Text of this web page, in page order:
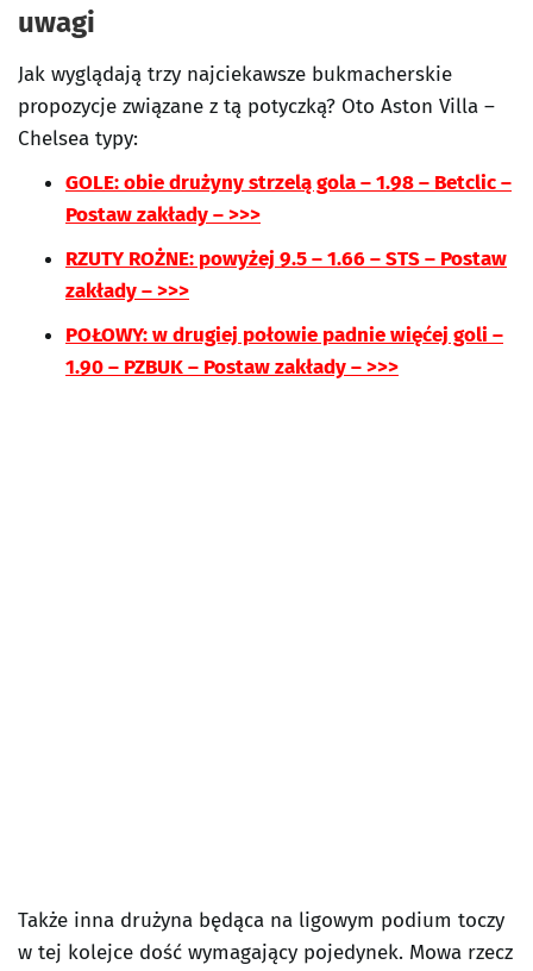
uwagi
Jak wyglądają trzy najciekawsze bukmacherskie
propozycje związane z tą potyczką? Oto Aston Villa –
Chelsea typy:
GOLE: obie drużyny strzelą gola – 1.98 – Betclic –
Postaw zakłady – >>>
RZUTY ROŻNE: powyżej 9.5 – 1.66 – STS – Postaw
zakłady – >>>
POŁOWY: w drugiej połowie padnie więćej goli –
1.90 – PZBUK – Postaw zakłady – >>>
Także inna drużyna będąca na ligowym podium toczy
w tej kolejce dość wymagający pojedynek. Mowa rzecz